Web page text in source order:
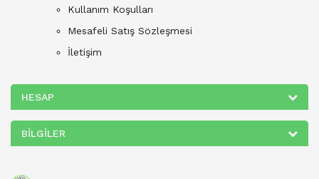
Kullanım Koşulları
Mesafeli Satış Sözleşmesi
İletişim
HESAP
BILGILER